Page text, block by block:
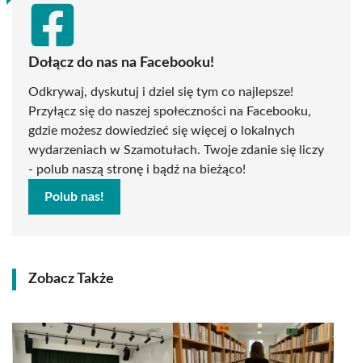
Dołącz do nas na Facebooku!
Odkrywaj, dyskutuj i dziel się tym co najlepsze!
Przyłącz się do naszej społeczności na Facebooku,
gdzie możesz dowiedzieć się więcej o lokalnych
wydarzeniach w Szamotułach. Twoje zdanie się liczy
- polub naszą stronę i bądź na bieżąco!
Polub nas!
Zobacz Także